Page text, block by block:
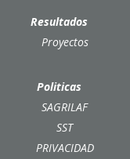
Resultados
Proyectos
Politicas
SAGRILAF
SST
PRIVACIDAD